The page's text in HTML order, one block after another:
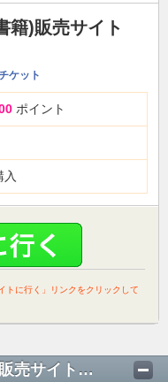
籍)販売サイト
ケット
ポイント
入
に行く」リンクをクリックして
日本最大級のマンガ(電子書籍)販売サイト【eBookJapan】の口コミ・レビュー